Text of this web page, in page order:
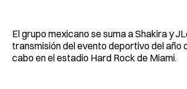
El grupo mexicano se suma a Shakira y
transmisión del evento deportivo del año
cabo en el estadio Hard Rock de Miami.